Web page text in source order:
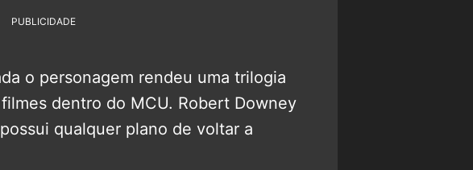
PUBLICIDADE
o personagem rendeu uma trilogia
dentro do MCU. Robert Downey
qualquer plano de voltar a